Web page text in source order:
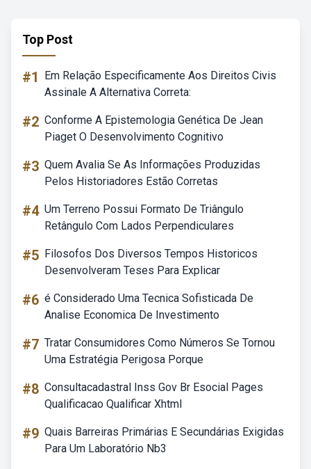
Top Post
#1
Em Relação Especificamente Aos Direitos Civis
Assinale A Alternativa Correta:
#2 Conforme A Epistemologia Genética De Jean
Piaget O Desenvolvimento Cognitivo
#3 Quem Avalia Se As Informações Produzidas
Pelos Historiadores Estão Corretas
#4 Um Terreno Possui Formato De Triângulo
Retângulo Com Lados Perpendiculares
#5 Filosofos Dos Diversos Tempos Historicos
Desenvolveram Teses Para Explicar
#6 é Considerado Uma Tecnica Sofisticada De
Analise Economica De Investimento
#7 Tratar Consumidores Como Números Se Tornou
Uma Estratégia Perigosa Porque
#8 Consultacadastral Inss Gov Br Esocial Pages
Qualificacao Qualificar Xhtml
#9 Quais Barreiras Primárias E Secundárias Exigidas
Para Um Laboratório Nb3